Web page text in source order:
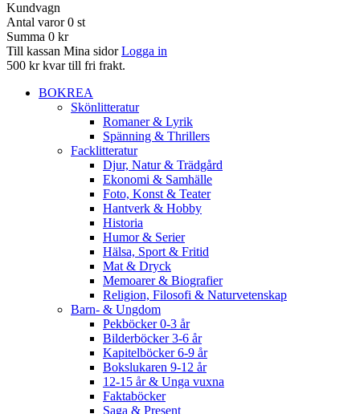
Kundvagn
Antal varor 0 st
Summa 0 kr
Till kassan Mina sidor Logga in
500 kr kvar till fri frakt.
BOKREA
Skönlitteratur
Romaner & Lyrik
Spänning & Thrillers
Facklitteratur
Djur, Natur & Trädgård
Ekonomi & Samhälle
Foto, Konst & Teater
Hantverk & Hobby
Historia
Humor & Serier
Hälsa, Sport & Fritid
Mat & Dryck
Memoarer & Biografier
Religion, Filosofi & Naturvetenskap
Barn- & Ungdom
Pekböcker 0-3 år
Bilderböcker 3-6 år
Kapitelböcker 6-9 år
Bokslukaren 9-12 år
12-15 år & Unga vuxna
Faktaböcker
Saga & Present